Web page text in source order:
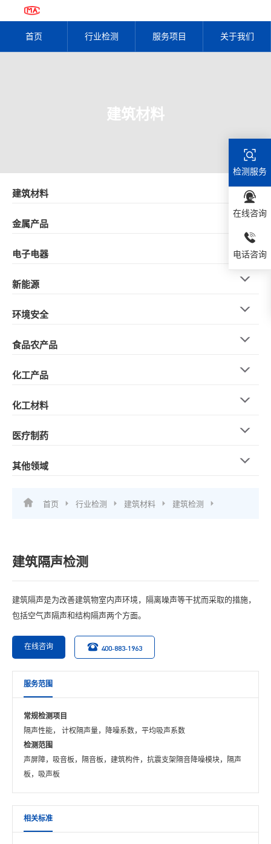
首页 行业检测 服务项目 关于我们
建筑材料
建筑材料
金属产品
电子电器
新能源
环境安全
食品农产品
化工产品
化工材料
医疗制药
其他领域
首页 行业检测 建筑材料 建筑检测
建筑隔声检测
建筑隔声是为改善建筑物室内声环境，隔离噪声等干扰而采取的措施，
包括空气声隔声和结构隔声两个方面。
在线咨询 400-883-1963
服务范围
常规检测项目
隔声性能， 计权隔声量，降噪系数，平均吸声系数
检测范围
声屏障，吸音板，隔音板，建筑构件，抗震支架隔音降噪模块，隔声
板，吸声板
相关标准
检测服务
在线咨询
电话咨询